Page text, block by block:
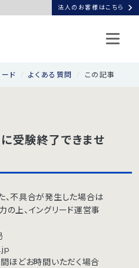
法人のお客様はこちら chevron_right
ド よくある質問 この記事
受験終了できませ
、不具合が発生した場合は
上、イングリード運営事
ほどお時間いただく場合